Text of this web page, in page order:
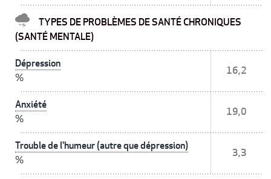
TYPES DE PROBLÈMES DE SANTÉ CHRONIQUES
(SANTÉ MENTALE)
Dépression
%
16,2
Anxiété
%
19,0
Trouble de l'humeur (autre que dépression)
%
3,3